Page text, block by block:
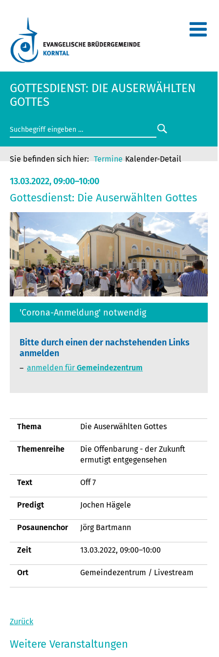
GOTTESDIENST: DIE AUSERWÄHLTEN
GOTTES
Termine Kalender-Detail
13.03.2022, 09:00–10:00
Gottesdienst: Die Auserwählten Gottes
'Corona-Anmeldung' notwendig
Bitte durch einen der nachstehenden Links
anmelden
anmelden fürGemeindezentrum
Thema Die Auserwählten Gottes
Themenreihe
Die Offenbarung - der Zukunft
ermutigt entgegensehen
Text Off 7
Predigt Jochen Hägele
Posaunenchor Jörg Bartmann
Zeit 13.03.2022, 09:00–10:00
Ort Gemeindezentrum / Livestream
Zurück
Weitere Veranstaltungen